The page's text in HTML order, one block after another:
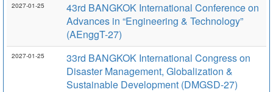
2027-01-25
43rd BANGKOK International Conference on
Advances in “Engineering & Technology”
(AEnggT-27)
2027-01-25
33rd BANGKOK International Congress on
Disaster Management, Globalization &
Sustainable Development (DMGSD-27)